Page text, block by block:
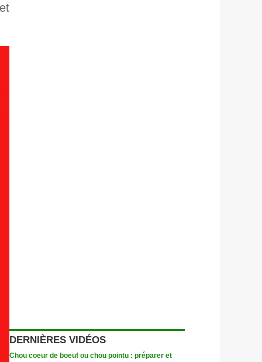
DERNIÈRES VIDÉOS
Chou coeur de boeuf ou chou pointu : préparer et